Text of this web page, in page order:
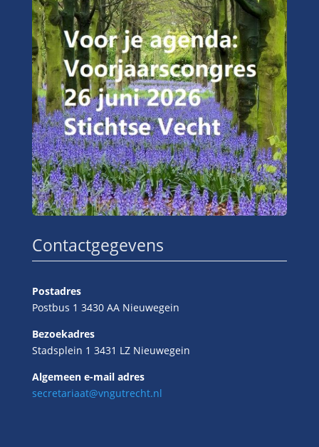
Contactgegevens
Postadres
Postbus 1 3430 AA Nieuwegein
Bezoekadres
Stadsplein 1 3431 LZ Nieuwegein
Algemeen e-mail adres
secretariaat@vngutrecht.nl